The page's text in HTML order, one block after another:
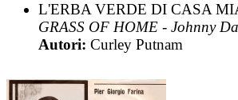
L'ERBA VERDE DI CASA
GRASS OF HOME - Johnny
Autori: Curley Putnam